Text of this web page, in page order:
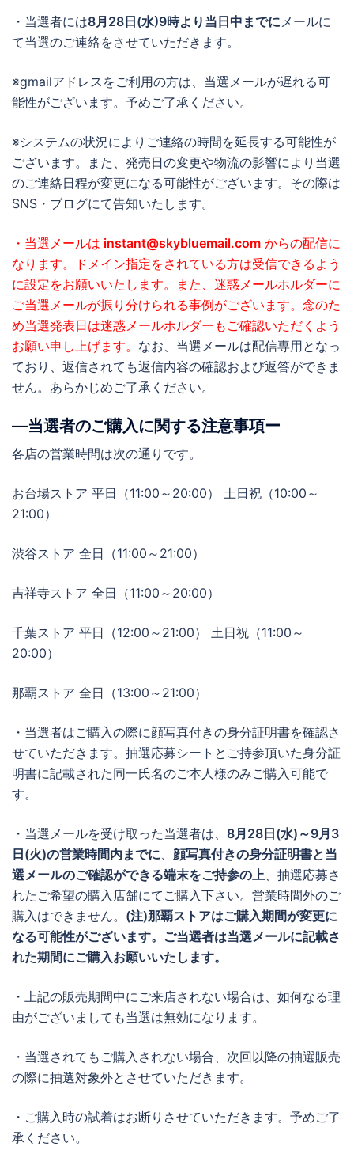
・当選者には8月28日(水)9時より当日中までにメールに
て当選のご連絡をさせていただきます。
※gmailアドレスをご利用の方は、当選メールが遅れる可
能性がございます。予めご了承ください。
※システムの状況によりご連絡の時間を延長する可能性が
ございます。また、発売日の変更や物流の影響により当選
のご連絡日程が変更になる可能性がございます。その際は
SNS・ブログにて告知いたします。
・当選メールは instant@skybluemail.com からの配信に
なります。ドメイン指定をされている方は受信できるよう
に設定をお願いいたします。また、迷惑メールホルダーに
ご当選メールが振り分けられる事例がございます。念のた
め当選発表日は迷惑メールホルダーもご確認いただくよう
お願い申し上げます。 なお、当選メールは配信専用となっ
ており、返信されても返信内容の確認および返答ができま
せん。あらかじめご了承ください。
―当選者のご購入に関する注意事項ー
各店の営業時間は次の通りです。
お台場ストア 平日（11:00～20:00） 土日祝（10:00～
21:00）
渋谷ストア 全日（11:00～21:00）
吉祥寺ストア 全日（11:00～20:00）
千葉ストア 平日（12:00～21:00） 土日祝（11:00～
20:00）
那覇ストア 全日（13:00～21:00）
・当選者はご購入の際に顔写真付きの身分証明書を確認さ
せていただきます。抽選応募シートとご持参頂いた身分証
明書に記載された同一氏名のご本人様のみご購入可能で
す。
・当選メールを受け取った当選者は、 8月28日(水)～9月3
日(火)の営業時間内までに、 顔写真付きの身分証明書と当
選メールのご確認ができる端末をご持参の上、抽選応募さ
れたご希望の購入店舗にてご購入下さい。営業時間外のご
購入はできません。 (注)那覇ストアはご購入期間が変更に
なる可能性がございます。ご当選者は当選メールに記載さ
れた期間にご購入お願いいたします。
・上記の販売期間中にご来店されない場合は、如何なる理
由がございましても当選は無効になります。
・当選されてもご購入されない場合、次回以降の抽選販売
の際に抽選対象外とさせていただきます。
・ご購入時の試着はお断りさせていただきます。予めご了
承ください。